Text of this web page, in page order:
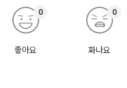
좋아요
0
화나요
0